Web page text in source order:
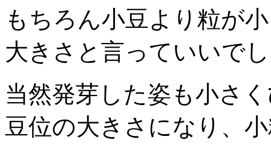
もちろん小豆より粒が
大きさと言っていいで
当然発芽した姿も小さ
豆位の大きさになり、